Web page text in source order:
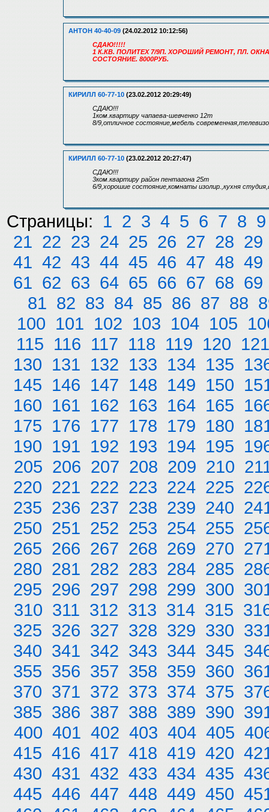
АНТОН 40-40-09 (24.02.2012 10:12:56)
СДАЮ!!!!!
1 К.КВ. ПОЛИТЕХ 7/9П. ХОРОШИЙ РЕМОНТ, ПЛ.
СОСТОЯНИЕ. 8000РУБ.
КИРИЛЛ 60-77-10 (23.02.2012 20:29:49)
СДАЮ!!!
1ком.квартиру чапаева-шевченко 12т
8/9,отличное состояние,мебель
КИРИЛЛ 60-77-10 (23.02.2012 20:27:47)
СДАЮ!!!
3ком.квартиру район пентагона 25т
6/9,хорошие состояние,комнаты изолир.,кухня
Страницы: 1 2 3 4 5 6 7 8 9
21 22 23 24 25 26 27 28 29
41 42 43 44 45 46 47 48 49
61 62 63 64 65 66 67 68 69
81 82 83 84 85 86 87 88
100 101 102 103 104 105
115 116 117 118 119 120 121
130 131 132 133 134 135
145 146 147 148 149 150
160 161 162 163 164 165
175 176 177 178 179 180
190 191 192 193 194 195
205 206 207 208 209 210
220 221 222 223 224 225
235 236 237 238 239 240
250 251 252 253 254 255
265 266 267 268 269 270
280 281 282 283 284 285
295 296 297 298 299 300
310 311 312 313 314 315
325 326 327 328 329 330
340 341 342 343 344 345
355 356 357 358 359 360
370 371 372 373 374 375
385 386 387 388 389 390
400 401 402 403 404 405
415 416 417 418 419 420
430 431 432 433 434 435
445 446 447 448 449 450